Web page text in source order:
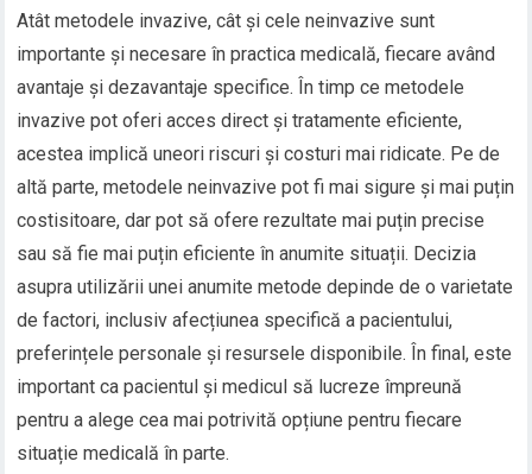
Atât metodele invazive, cât și cele neinvazive sunt
importante și necesare în practica medicală, fiecare având
avantaje și dezavantaje specifice. În timp ce metodele
invazive pot oferi acces direct și tratamente eficiente,
acestea implică uneori riscuri și costuri mai ridicate. Pe de
altă parte, metodele neinvazive pot fi mai sigure și mai puțin
costisitoare, dar pot să ofere rezultate mai puțin precise
sau să fie mai puțin eficiente în anumite situații. Decizia
asupra utilizării unei anumite metode depinde de o varietate
de factori, inclusiv afecțiunea specifică a pacientului,
preferințele personale și resursele disponibile. În final, este
important ca pacientul și medicul să lucreze împreună
pentru a alege cea mai potrivită opțiune pentru fiecare
situație medicală în parte.